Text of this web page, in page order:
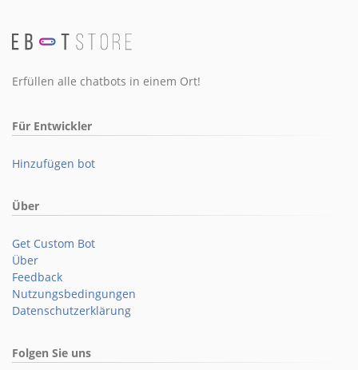
Erfüllen alle chatbots in einem Ort!
Für Entwickler
Hinzufügen bot
Über
Get Custom Bot
Über
Feedback
Nutzungsbedingungen
Datenschutzerklärung
Folgen Sie uns